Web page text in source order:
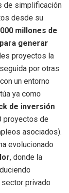
de simplificación
desde su
millones de
generar
proyectos la
por otras
un entorno
ya como
de inversión
proyectos de
asociados).
evolucionado
, donde la
privado